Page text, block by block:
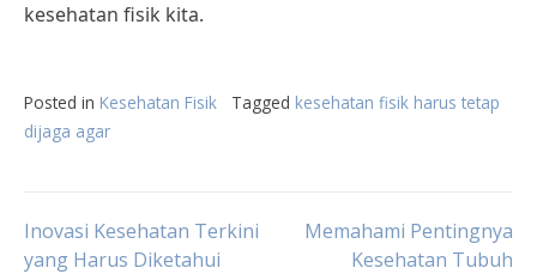
kesehatan fisik kita.
Posted in Kesehatan Fisik Tagged kesehatan fisik harus tetap
dijaga agar
Post
Inovasi Kesehatan Terkini
yang Harus Diketahui
Memahami Pentingnya
Kesehatan Tubuh